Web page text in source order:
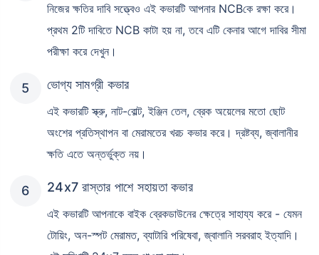
নিজের ক্ষতির দাবি সত্ত্বেও এই কভারটি আপনার NCBকে রক্ষা করে।
প্রথম 2টি দাবিতে NCB কাটা হয় না, তবে এটি কেনার আগে দাবির সীমা
পরীক্ষা করে দেখুন।
ভোগ্য সামগ্রী কভার
এই কভারটি স্ক্রু, নাট-বোল্ট, ইঞ্জিন তেল, ব্রেক অয়েলের মতো ছোট
অংশের প্রতিস্থাপন বা মেরামতের খরচ কভার করে। দ্রষ্টব্য, জ্বালানীর
ক্ষতি এতে অন্তর্ভুক্ত নয়।
24x7 রাস্তার পাশে সহায়তা কভার
এই কভারটি আপনাকে বাইক ব্রেকডাউনের ক্ষেত্রে সাহায্য করে - যেমন
টোয়িং, অন-স্পট মেরামত, ব্যাটারি পরিষেবা, জ্বালানি সরবরাহ ইত্যাদি।